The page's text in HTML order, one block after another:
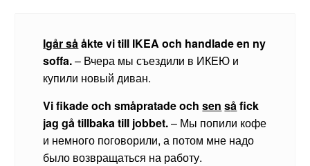
Igår så åkte vi till IKEA och handlade en ny
soffa.– Вчера мы съездили в ИКЕЮ и
купили новый диван.
Vifikadeoch småpratadeoch sen så fick
jag gåtillbaka till jobbet.– Мы попили кофе
и немного поговорили, а потом мне надо
было возвращаться на работу.